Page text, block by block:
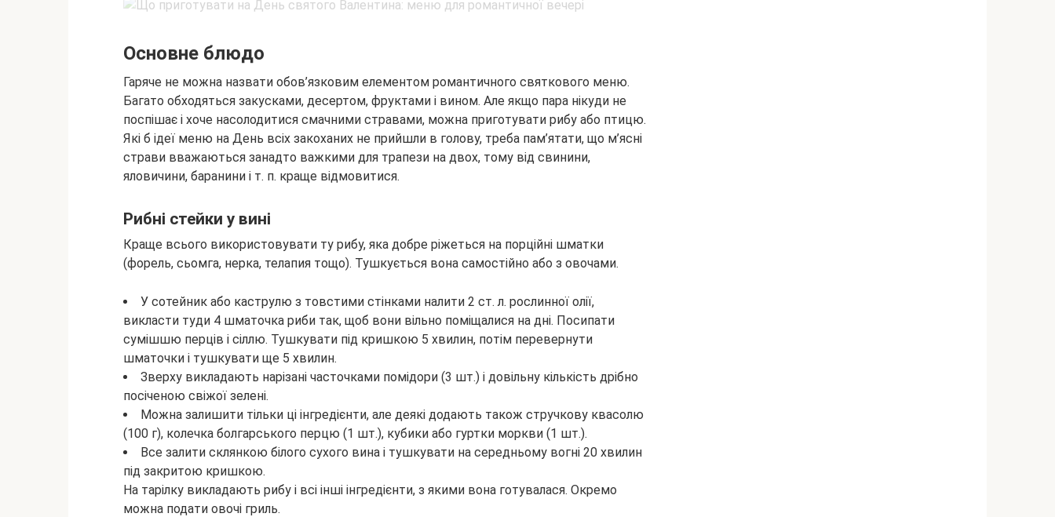
Основне блюдо
Гаряче не можна назвати обов’язковим елементом романтичного святкового меню.
Багато обходяться закусками, десертом, фруктами і вином. Але якщо пара нікуди не
поспішає і хоче насолодитися смачними стравами, можна приготувати рибу або птицю.
Які б ідеї меню на День всіх закоханих не прийшли в голову, треба пам’ятати, що м’ясні
страви вважаються занадто важкими для трапези на двох, тому від свинини,
яловичини, баранини і т. п. краще відмовитися.
Рибні стейки у вині
Краще всього використовувати ту рибу, яка добре ріжеться на порційні шматки
(форель, сьомга, нерка, телапия тощо). Тушкується вона самостійно або з овочами.
У сотейник або каструлю з товстими стінками налити 2 ст. л. рослинної олії,
викласти туди 4 шматочка риби так, щоб вони вільно поміщалися на дні. Посипати
сумішшю перців і сіллю. Тушкувати під кришкою 5 хвилин, потім перевернути
шматочки і тушкувати ще 5 хвилин.
Зверху викладають нарізані часточками помідори (3 шт.) і довільну кількість дрібно
посіченою свіжої зелені.
Можна залишити тільки ці інгредієнти, але деякі додають також стручкову квасолю
(100 г), колечка болгарського перцю (1 шт.), кубики або гуртки моркви (1 шт.).
Все залити склянкою білого сухого вина і тушкувати на середньому вогні 20 хвилин
під закритою кришкою.
На тарілку викладають рибу і всі інші інгредієнти, з якими вона готувалася. Окремо
можна подати овочі гриль.